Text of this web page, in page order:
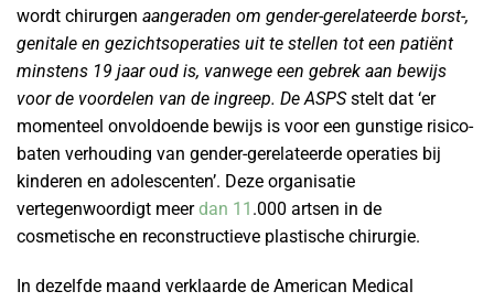
wordt chirurgen aangeraden om gender-gerelateerde borst-,
genitale en gezichtsoperaties uit te stellen tot een patiënt
minstens 19 jaar oud is, vanwege een gebrek aan bewijs
voor de voordelen van de ingreep. De ASPSstelt dat ‘er
momenteel onvoldoende bewijs is voor een gunstige risico-
baten verhouding van gender-gerelateerde operaties bij
kinderen en adolescenten’. Deze organisatie
vertegenwoordigt meerdan 11 .000 artsen in de
cosmetische en reconstructieve plastische chirurgie.
In dezelfde maand verklaarde de American Medical